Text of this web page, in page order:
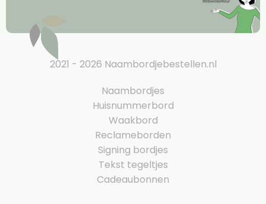
2021 - 2026 Naambordjebestellen.nl
Naambordjes
Huisnummerbord
Waakbord
Reclameborden
Signing bordjes
Tekst tegeltjes
Cadeaubonnen